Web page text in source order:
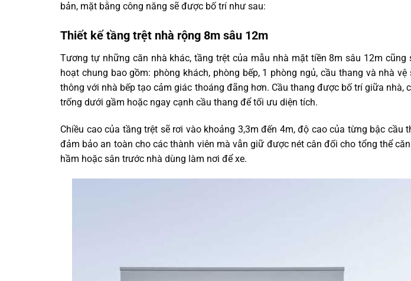
bản, mặt bằng công năng sẽ được bố trí như sau:
Thiết kế tầng trệt nhà rộng 8m sâu 12m
Tương tự những căn nhà khác, tầng trệt của mẫu nhà mặt tiền 8m sâu 12m
hoạt chung bao gồm: phòng khách, phòng bếp, 1 phòng ngủ, cầu thang và nhà
thông với nhà bếp tạo cảm giác thoáng đãng hơn. Cầu thang được bố trí giữa nhà,
trống dưới gầm hoặc ngay cạnh cầu thang để tối ưu diện tích.
Chiều cao của tầng trệt sẽ rơi vào khoảng 3,3m đến 4m, độ cao của từng bậc cầu
đảm bảo an toàn cho các thành viên mà vẫn giữ được nét cân đối cho tổng thể
hầm hoặc sân trước nhà dùng làm nơi để xe.